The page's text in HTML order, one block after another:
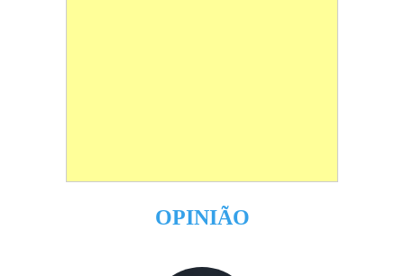
OPINIÃO